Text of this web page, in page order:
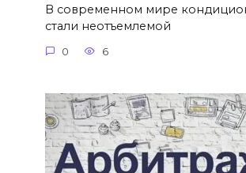
В современном мире
стали неотъемлемой
0 6